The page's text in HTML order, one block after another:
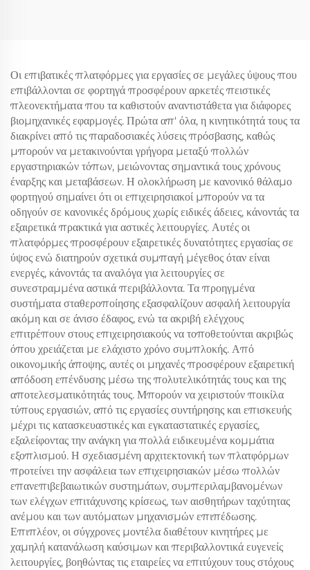
Πώληση
Οι επιβατικές πλατφόρμες για εργασίες σε μεγάλες ύψους που
επιβάλλονται σε φορτηγά προσφέρουν αρκετές πειστικές
πλεονεκτήματα που τα καθιστούν αναντιστάθετα για διάφορες
βιομηχανικές εφαρμογές. Πρώτα απ' όλα, η κινητικότητά τους τα
διακρίνει από τις παραδοσιακές λύσεις πρόσβασης, καθώς
μπορούν να μετακινούνται γρήγορα μεταξύ πολλών
εργαστηριακών τόπων, μειώνοντας σημαντικά τους χρόνους
έναρξης και μεταβάσεων. Η ολοκλήρωση με κανονικό θάλαμο
φορτηγού σημαίνει ότι οι επιχειρησιακοί μπορούν να τα
οδηγούν σε κανονικές δρόμους χωρίς ειδικές άδειες, κάνοντάς τα
εξαιρετικά πρακτικά για αστικές λειτουργίες. Αυτές οι
πλατφόρμες προσφέρουν εξαιρετικές δυνατότητες εργασίας σε
ύψος ενώ διατηρούν σχετικά συμπαγή μέγεθος όταν είναι
ενεργές, κάνοντάς τα αναλόγα για λειτουργίες σε
συνεστραμμένα αστικά περιβάλλοντα. Τα προηγμένα
συστήματα σταθεροποίησης εξασφαλίζουν ασφαλή λειτουργία
ακόμη και σε άνισο έδαφος, ενώ τα ακριβή ελέγχους
επιτρέπουν στους επιχειρησιακούς να τοποθετούνται ακριβώς
όπου χρειάζεται με ελάχιστο χρόνο συμπλοκής. Από
οικονομικής άποψης, αυτές οι μηχανές προσφέρουν εξαιρετική
απόδοση επένδυσης μέσω της πολυτελικότητάς τους και της
αποτελεσματικότητάς τους. Μπορούν να χειριστούν ποικίλα
τύπους εργασιών, από τις εργασίες συντήρησης και επισκευής
μέχρι τις κατασκευαστικές και εγκαταστατικές εργασίες,
εξαλείφοντας την ανάγκη για πολλά ειδικευμένα κομμάτια
εξοπλισμού. Η σχεδιασμένη αρχιτεκτονική των πλατφόρμων
προτείνει την ασφάλεια των επιχειρησιακών μέσω πολλών
επανεπιβεβαιωτικών συστημάτων, συμπεριλαμβανομένων
των ελέγχων επιτάχυνσης κρίσεως, των αισθητήρων ταχύτητας
ανέμου και των αυτόματων μηχανισμών επιπέδωσης.
Επιπλέον, οι σύγχρονες μοντέλα διαθέτουν κινητήρες με
χαμηλή κατανάλωση καύσιμων και περιβαλλοντικά ευγενείς
λειτουργίες, βοηθώντας τις εταιρείες να επιτύχουν τους στόχους